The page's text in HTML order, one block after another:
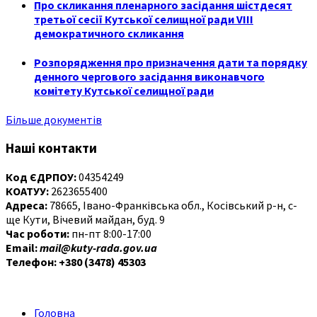
Про скликання пленарного засідання шістдесят
третьої сесії Кутської селищної ради VIII
демократичного скликання
Розпорядження про призначення дати та порядку
денного чергового засідання виконавчого
комітету Кутської селищної ради
Більше документів
Наші контакти
Код ЄДРПОУ:04354249
КОАТУУ: 2623655400
Адреса: 78665, Івано-Франківська обл., Косівський р-н, с-
ще Кути, Вічевий майдан, буд. 9
Час роботи: пн-пт 8:00-17:00
Email:mail@kuty-rada.gov.ua
Телефон: +380 (3478) 45303
Головна